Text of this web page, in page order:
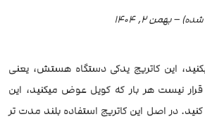
شده) – بهمن 2, 1404
این کاتریج یدکی دستگاه هستش، یعنی
قرار نیست هر بار که کویل عوض میکنید، این
در اصل این کاتریج استفاده بلند مدت تر